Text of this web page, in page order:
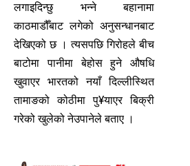
लगाइदिन्छु भन्ने बहानामा
काठमाडौँबाट लगेको अनुसन्धानबाट
देखिएको छ । त्यसपछि गिरोहले बीच
बाटोमा पानीमा बेहोस हुने औषधि
खुवाएर भारतको नयाँ दिल्लीस्थित
तामाङको कोठीमा पु¥याएर बिक्री
गरेको खुलेको नेउपानेले बताए ।